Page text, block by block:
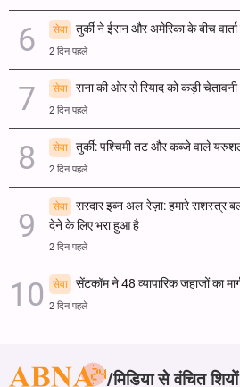
सेवा तुर्की ने ईरान और अमेरिका के बीच
2 दिन पहले
सेवा सना की ओर से रियाद को कड़ी चेतावनी
2 दिन पहले
सेवा तुर्की: पश्चिमी तट और कब्जे वाले
2 दिन पहले
सेवा
सरदार इब्न अल-रेज़ा: हमारे सशस्त्र
देने के लिए भरा हुआ है
2 दिन पहले
सेवा सेंटकॉम ने 48 व्यापारिक जहाजों का
2 दिन पहले
मिडिया से वंचित